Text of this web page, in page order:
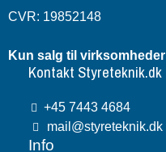
CVR: 19852148
Kun salg til virksomheder
Kontakt Styreteknik.dk
+45 7443 4684
mail@styreteknik.dk
Info